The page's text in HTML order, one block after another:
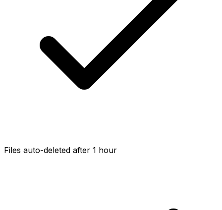
Files auto-deleted after 1 hour